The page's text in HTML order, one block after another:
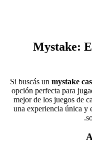
Mystake:
Si buscás un mystake
opción perfecta para
mejor de los juegos de
una experiencia única y